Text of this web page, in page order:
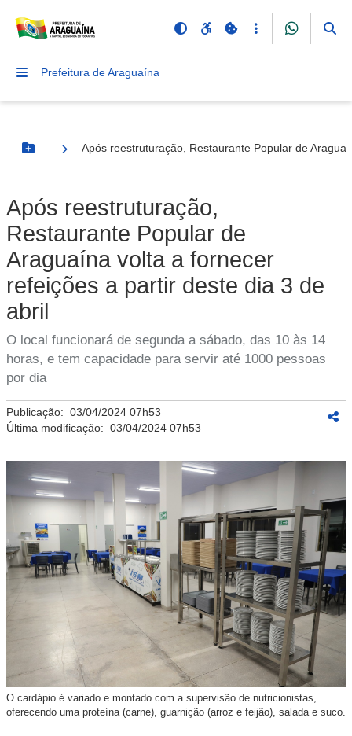
Prefeitura de Araguaína
Botão Menu
Após reestruturação, Restaurante Popular de
Após reestruturação,
Restaurante Popular de
Araguaína volta a fornecer
refeições a partir deste dia 3 de
abril
O local funcionará de segunda a sábado, das 10 às 14
horas, e tem capacidade para servir até 1000 pessoas
por dia
Publicação: 03/04/2024 07h53
Última modificação: 03/04/2024 07h53
O cardápio é variado e montado com a supervisão de nutricionistas,
oferecendo uma proteína (carne), guarnição (arroz e feijão), salada e suco.